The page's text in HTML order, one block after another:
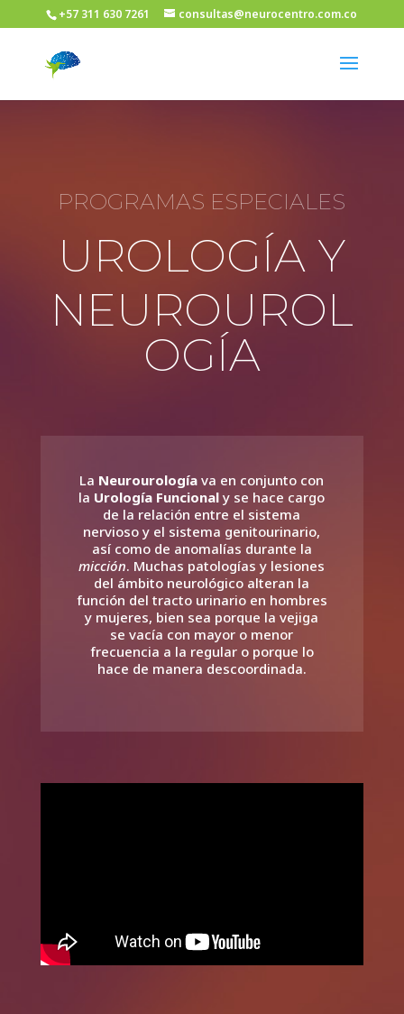
+57 311 630 7261 consultas@neurocentro.com.co
PROGRAMAS ESPECIALES
UROLOGÍA Y
NEUROUROL
OGÍA
La Neurourología va en conjunto con
la Urología Funcionaly se hace cargo
de la relación entre el sistema
nervioso y el sistema genitourinario,
así como de anomalías durante la
micción. Muchas patologías y lesiones
del ámbito neurológico alteran la
función del tracto urinario en hombres
y mujeres, bien sea porque la vejiga
se vacía con mayor o menor
frecuencia a la regular o porque lo
hace de manera descoordinada.